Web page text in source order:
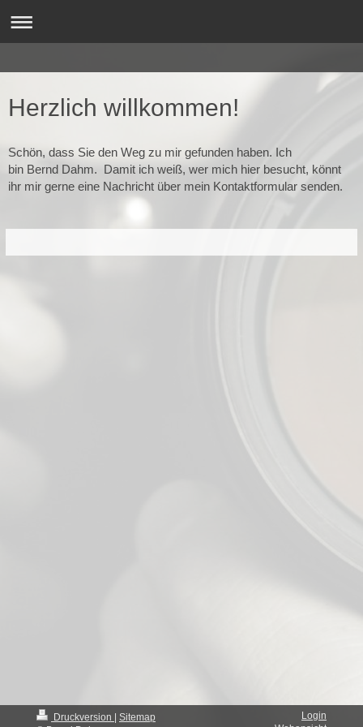
Herzlich willkommen!
Schön, dass Sie den Weg zu mir gefunden haben. Ich
bin Bernd Dahm. Damit ich weiß, wer mich hier besucht, könnt
ihr mir gerne eine Nachricht über mein Kontaktformular senden.
Druckversion
Sitemap
Login